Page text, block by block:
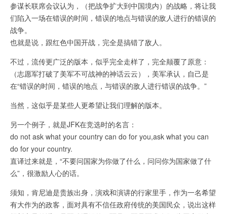
参谋长联席会议认为，（把战争扩大到中国境内）的战略，将让我
们陷入一场在错误的时间，错误的地点与错误的敌人进行的错误的
战争。
也就是说，跟红色中国开战，完全是搞错了敌人。
不过，流传更广泛的版本，似乎完全走样了，完全颠覆了原意：
（志愿军打破了美军不可战神的神话云云），美军承认，自己是
在“错误的时间，错误的地点，与错误的敌人进行错误的战争。”
当然，这似乎是某些人更希望让我们理解的版本。
另一个例子，就是JFK在竞选时的名言：
do not ask what your country can do for you,ask what you can
do for your country.
直译过来就是，“不要问国家为你做了什么，问问你为国家做了什
么”，很激励人心的话。
须知，肯尼迪是贵族出身，演戏和演讲的行家里手，作为一名希望
有大作为的政客，面对具有不信任政府传统的美国民众，说出这样